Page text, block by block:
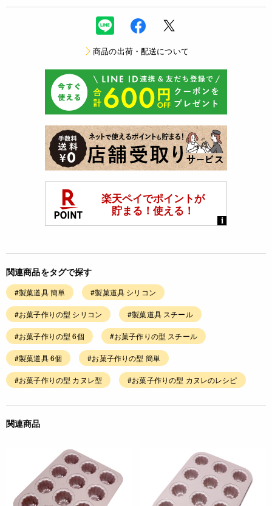
商品の出荷・配送について
関連商品をタグで探す
#製菓道具 簡単 #製菓道具 シリコン
#お菓子作りの型 シリコン #製菓道具 スチール
#お菓子作りの型 6個 #お菓子作りの型 スチール
#製菓道具 6個 #お菓子作りの型 簡単
#お菓子作りの型 カヌレ型 #お菓子作りの型 カヌレのレシピ
関連商品